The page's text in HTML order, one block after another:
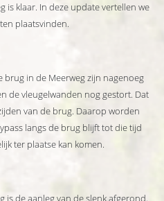
is klaar. In deze update vertellen we
plaatsvinden.
brug in de Meerweg zijn nagenoeg
de vleugelwanden nog gestort. Dat
van de brug. Daarop worden
langs de brug blijft tot die tijd
ter plaatse kan komen.
is de aanleg van de slenk afgerond.